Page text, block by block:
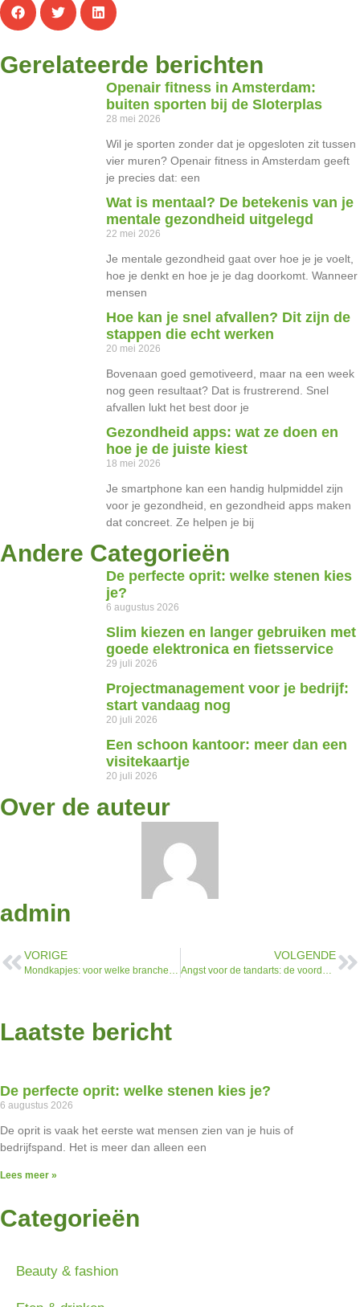
Gerelateerde berichten
Openair fitness in Amsterdam:
buiten sporten bij de Sloterplas
28 mei 2026
Wil je sporten zonder dat je opgesloten zit tussen
vier muren? Openair fitness in Amsterdam geeft
je precies dat: een
Wat is mentaal? De betekenis van je
mentale gezondheid uitgelegd
22 mei 2026
Je mentale gezondheid gaat over hoe je je voelt,
hoe je denkt en hoe je je dag doorkomt. Wanneer
mensen
Hoe kan je snel afvallen? Dit zijn de
stappen die echt werken
20 mei 2026
Bovenaan goed gemotiveerd, maar na een week
nog geen resultaat? Dat is frustrerend. Snel
afvallen lukt het best door je
Gezondheid apps: wat ze doen en
hoe je de juiste kiest
18 mei 2026
Je smartphone kan een handig hulpmiddel zijn
voor je gezondheid, en gezondheid apps maken
dat concreet. Ze helpen je bij
Andere Categorieën
De perfecte oprit: welke stenen kies
je?
6 augustus 2026
Slim kiezen en langer gebruiken met
goede elektronica en fietsservice
29 juli 2026
Projectmanagement voor je bedrijf:
start vandaag nog
20 juli 2026
Een schoon kantoor: meer dan een
visitekaartje
20 juli 2026
Over de auteur
admin
VORIGE VOLGENDE
Laatste bericht
De perfecte oprit: welke stenen kies je?
6 augustus 2026
De oprit is vaak het eerste wat mensen zien van je huis of
bedrijfspand. Het is meer dan alleen een
Lees meer »
Categorieën
Beauty & fashion